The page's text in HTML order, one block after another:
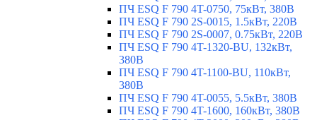
ПЧ ESQ F 790 4T-0750, 75кВт, 380В
ПЧ ESQ F 790 2S-0015, 1.5кВт, 220В
ПЧ ESQ F 790 2S-0007, 0.75кВт, 220В
ПЧ ESQ F 790 4T-1320-BU, 132кВт,
380В
ПЧ ESQ F 790 4T-1100-BU, 110кВт,
380В
ПЧ ESQ F 790 4T-0055, 5.5кВт, 380В
ПЧ ESQ F 790 4T-1600, 160кВт, 380В